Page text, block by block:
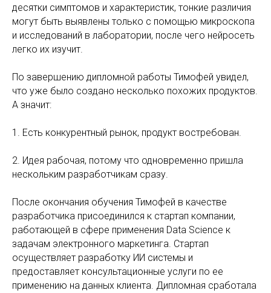
десятки симптомов и характеристик, тонкие различия
могут быть выявлены только с помощью микроскопа
и исследований в лаборатории, после чего нейросеть
легко их изучит.
По завершению дипломной работы Тимофей увидел,
что уже было создано несколько похожих продуктов.
А значит:
1. Есть конкурентный рынок, продукт востребован.
2. Идея рабочая, потому что одновременно пришла
нескольким разработчикам сразу.
После окончания обучения Тимофей в качестве
разработчика присоединился к стартап компании,
работающей в сфере применения Data Science к
задачам электронного маркетинга. Стартап
осуществляет разработку ИИ системы и
предоставляет консультационные услуги по ее
применению на данных клиента. Дипломная сработала